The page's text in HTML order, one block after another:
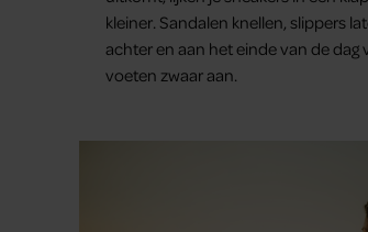
kleiner. Sandalen knellen, slippers
achter en aan het einde van de dag
voeten zwaar aan.